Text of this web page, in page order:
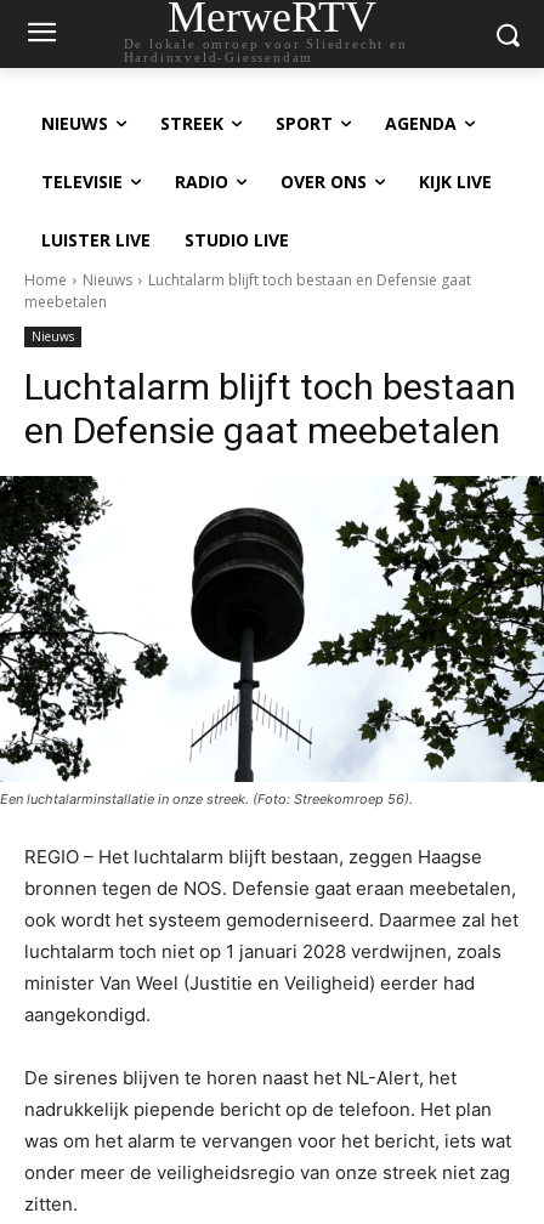
MerweRTV
De lokale omroep voor Sliedrecht en
Hardinxveld-Giessendam
NIEUWS STREEK SPORT AGENDA
TELEVISIE RADIO OVER ONS KIJK LIVE
LUISTER LIVE STUDIO LIVE
Home Nieuws
Luchtalarm blijft toch bestaan en Defensie gaat
meebetalen
Nieuws
Luchtalarm blijft toch bestaan
en Defensie gaat meebetalen
Een luchtalarminstallatie in onze streek. (Foto: Streekomroep 56).
REGIO – Het luchtalarm blijft bestaan, zeggen Haagse
bronnen tegen de NOS. Defensie gaat eraan meebetalen,
ook wordt het systeem gemoderniseerd. Daarmee zal het
luchtalarm toch niet op 1 januari 2028 verdwijnen, zoals
minister Van Weel (Justitie en Veiligheid) eerder had
aangekondigd.
De sirenes blijven te horen naast het NL-Alert, het
nadrukkelijk piepende bericht op de telefoon. Het plan
was om het alarm te vervangen voor het bericht, iets wat
onder meer de veiligheidsregio van onze streek niet zag
zitten.